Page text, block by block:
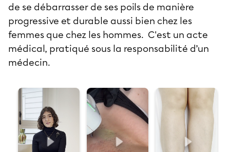
de se débarrasser de ses poils de manière
progressive et durable aussi bien chez les
femmes que chez les hommes. C'est un acte
médical, pratiqué sous la responsabilité d’un
médecin.